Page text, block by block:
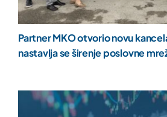
Partner MKO otvorio novu
nastavlja se širenje poslovne